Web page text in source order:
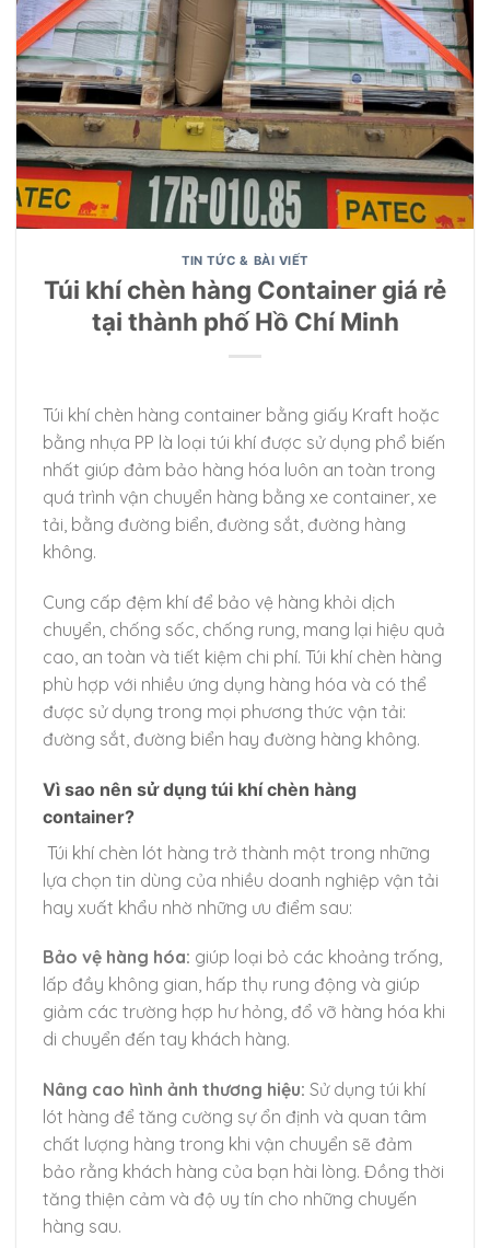
TIN TỨC & BÀI VIẾT
Túi khí chèn hàng Container giá rẻ
tại thành phố Hồ Chí Minh
Túi khí chèn hàng container bằng giấy Kraft hoặc
bằng nhựa PP là loại túi khí được sử dụng phổ biến
nhất giúp đảm bảo hàng hóa luôn an toàn trong
quá trình vận chuyển hàng bằng xe container, xe
tải, bằng đường biển, đường sắt, đường hàng
không.
Cung cấp đệm khí để bảo vệ hàng khỏi dịch
chuyển, chống sốc, chống rung, mang lại hiệu quả
cao, an toàn và tiết kiệm chi phí. Túi khí chèn hàng
phù hợp với nhiều ứng dụng hàng hóa và có thể
được sử dụng trong mọi phương thức vận tải:
đường sắt, đường biển hay đường hàng không.
Vì sao nên sử dụng túi khí chèn hàng
container?
Túi khí chèn lót hàng trở thành một trong những
lựa chọn tin dùng của nhiều doanh nghiệp vận tải
hay xuất khẩu nhờ những ưu điểm sau:
Bảo vệ hàng hóa: giúp loại bỏ các khoảng trống,
lấp đầy không gian, hấp thụ rung động và giúp
giảm các trường hợp hư hỏng, đổ vỡ hàng hóa khi
di chuyển đến tay khách hàng.
Nâng cao hình ảnh thương hiệu: Sử dụng túi khí
lót hàng để tăng cường sự ổn định và quan tâm
chất lượng hàng trong khi vận chuyển sẽ đảm
bảo rằng khách hàng của bạn hài lòng. Đồng thời
tăng thiện cảm và độ uy tín cho những chuyến
hàng sau.